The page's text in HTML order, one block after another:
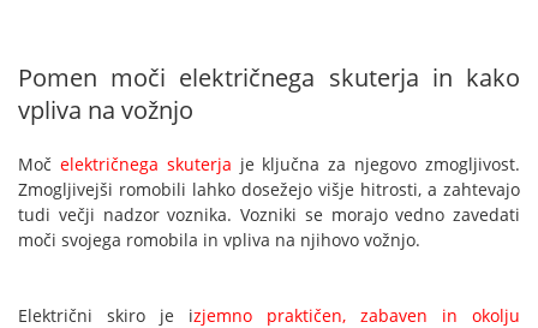
Pomen moči električnega skuterja in kako
vpliva na vožnjo
Moč električnega skuterja je ključna za njegovo zmogljivost.
Zmogljivejši romobili lahko dosežejo višje hitrosti, a zahtevajo
tudi večji nadzor voznika. Vozniki se morajo vedno zavedati
moči svojega romobila in vpliva na njihovo vožnjo.
Električni skiro je izjemno praktičen, zabaven in okolju